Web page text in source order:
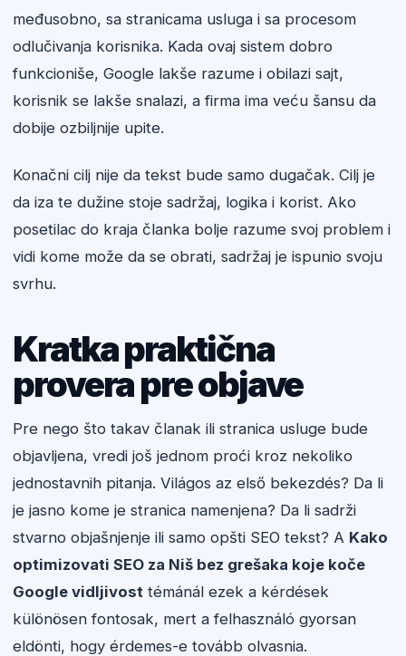
međusobno, sa stranicama usluga i sa procesom
odlučivanja korisnika. Kada ovaj sistem dobro
funkcioniše, Google lakše razume i obilazi sajt,
korisnik se lakše snalazi, a firma ima veću šansu da
dobije ozbiljnije upite.
Konačni cilj nije da tekst bude samo dugačak. Cilj je
da iza te dužine stoje sadržaj, logika i korist. Ako
posetilac do kraja članka bolje razume svoj problem i
vidi kome može da se obrati, sadržaj je ispunio svoju
svrhu.
Kratka praktična
provera pre objave
Pre nego što takav članak ili stranica usluge bude
objavljena, vredi još jednom proći kroz nekoliko
jednostavnih pitanja. Világos az első bekezdés? Da li
je jasno kome je stranica namenjena? Da li sadrži
stvarno objašnjenje ili samo opšti SEO tekst? A Kako
optimizovati SEO za Niš bez grešaka koje koče
Google vidljivost témánál ezek a kérdések
különösen fontosak, mert a felhasználó gyorsan
eldönti, hogy érdemes-e tovább olvasnia.